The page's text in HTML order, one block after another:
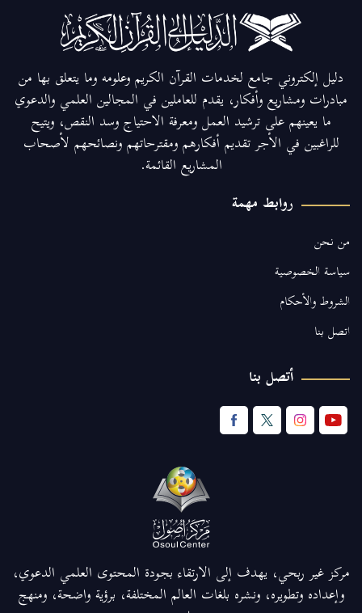
دليل إلكتروني جامع لخدمات القرآن الكريم وعلومه وما يتعلق بها من
مبادرات ومشاريع وأفكار، يقدم للعاملين في المجالين العلمي والدعوي
ما يعينهم على ترشيد العمل ومعرفة الاحتياج وسد النقص، ويتيح
للراغبين في الأجر تقديم أفكارهم ومقترحاتهم ونصائحهم لأصحاب
المشاريع القائمة.
روابط مهمة
من نحن
سياسة الخصوصية
الشروط والأحكام
اتصل بنا
أتصل بنا
مركز غير ربحي، يهدف إلى الارتقاء بجودة المحتوى العلمي الدعوي،
وإعداده وتطويره، ونشره بلغات العالم المختلفة، برؤية واضحة، ومنهج